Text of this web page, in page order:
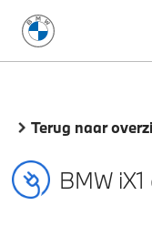
Terug naar
BMW